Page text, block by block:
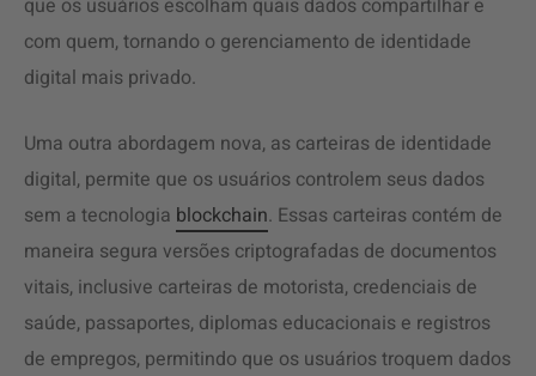
que os usuários escolham quais dados compartilhar e
com quem, tornando o gerenciamento de identidade
digital mais privado.
Uma outra abordagem nova, as carteiras de identidade
digital, permite que os usuários controlem seus dados
sem a tecnologia blockchain. Essas carteiras contém de
maneira segura versões criptografadas de documentos
vitais, inclusive carteiras de motorista, credenciais de
saúde, passaportes, diplomas educacionais e registros
de empregos, permitindo que os usuários troquem dados